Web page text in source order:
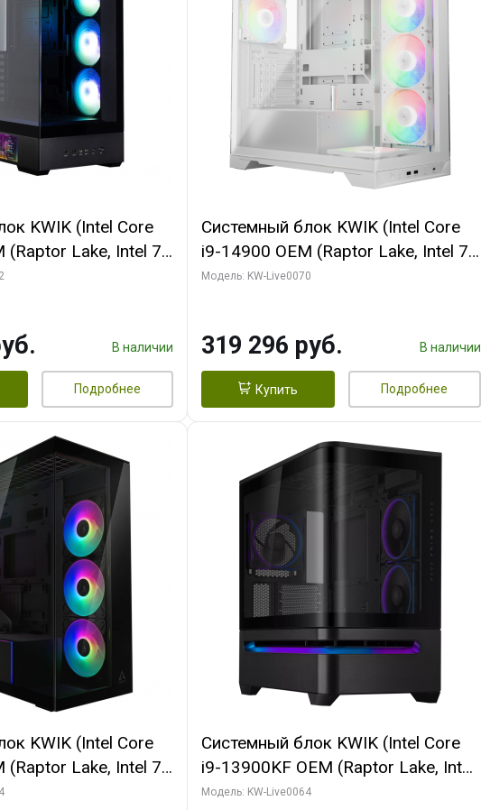
KWIK (Intel Core
(Raptor Lake, Intel 7,
64 ГБ ОЗУ (2
512 ГБ SSD)В наличии
Подробнее
Системный блок KWIK (Intel Core
i9-14900 OEM (Raptor Lake, Intel 7,
C24 16EC/8PC// 64 ГБ ОЗУ (2
GDDR7 256bit/ 960 ГБ SSD)
Модель: KW-Live0070
319 296 руб. В наличии
Купить Подробнее
KWIK (Intel Core
(Raptor Lake, Intel 7,
64 ГБ ОЗУ (2
Системный блок KWIK (Intel Core
i9-13900KF OEM (Raptor Lake, Intel
7, C24 16EC/8P/ 64 ГБ ОЗУ (2
Модель: KW-Live0064